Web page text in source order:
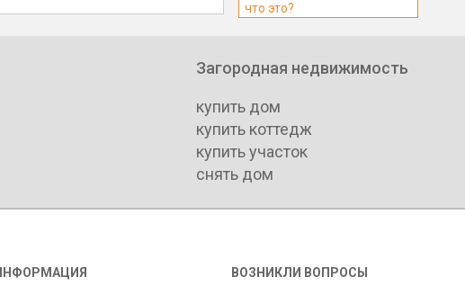
что это?
Загородная недвижимость
купить дом
купить коттедж
купить участок
снять дом
ВОЗНИКЛИ ВОПРОСЫ